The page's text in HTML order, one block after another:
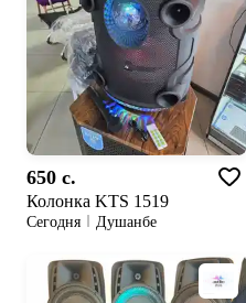
650 c.
Колонка KTS 1519
Сегодня Душанбе